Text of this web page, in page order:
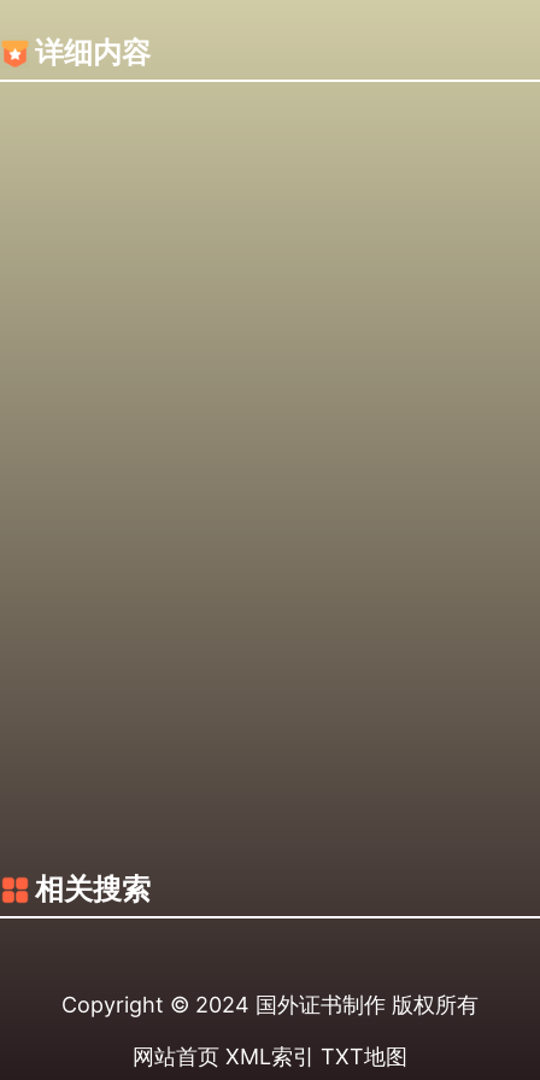
详细内容
相关搜索
Copyright © 2024 国外证书制作 版权所有
网站首页 XML索引 TXT地图